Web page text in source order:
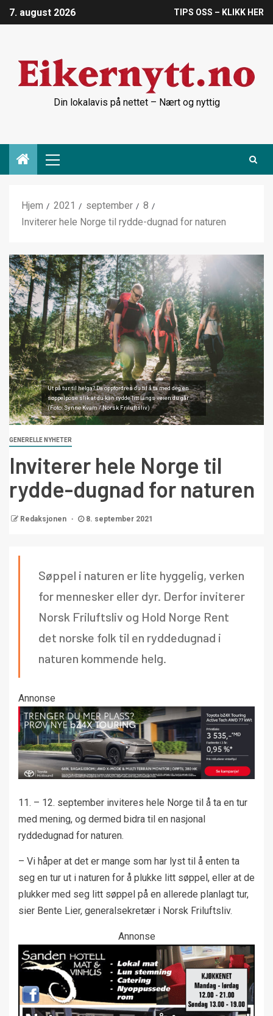
7. august 2026 TIPS OSS – KLIKK HER
Din lokalavis på nettet – Nært og nyttig
Hjem 2021 september
8
Inviterer hele Norge til rydde-dugnad for naturen
Ut på tur til helga? Da oppfordres du til å ta med deg en
søppelpose slik at du kan rydde litt langs veien du går.
(Foto: Synne Kvam / Norsk Friluftsliv)
GENERELLE NYHETER
Inviterer hele Norge til
rydde-dugnad for naturen
Redaksjonen 8. september 2021
Søppel i naturen er lite hyggelig, verken
for mennesker eller dyr. Derfor inviterer
Norsk Friluftsliv og Hold Norge Rent
det norske folk til en ryddedugnad i
naturen kommende helg.
Annonse
11. – 12. september inviteres hele Norge til å ta en tur
med mening, og dermed bidra til en nasjonal
ryddedugnad for naturen.
– Vi håper at det er mange som har lyst til å enten ta
seg en tur ut i naturen for å plukke litt søppel, eller at de
plukker med seg litt søppel på en allerede planlagt tur,
sier Bente Lier, generalsekretær i Norsk Friluftsliv.
Annonse